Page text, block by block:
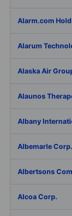
Alarm.com
Alarum
Alaska Air
Alaunos
Albany
Albemarle Corp.
Albertsons
Alcoa Corp.